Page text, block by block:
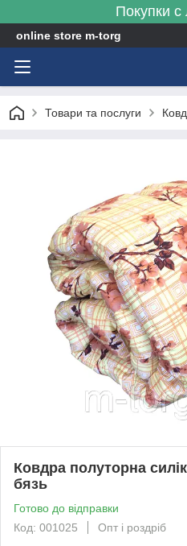
Покупки
online store m-torg
Товари та послуги
Ковдра полуторна
бязь
Готово до відправки
Код: 001025
Опт і роздріб